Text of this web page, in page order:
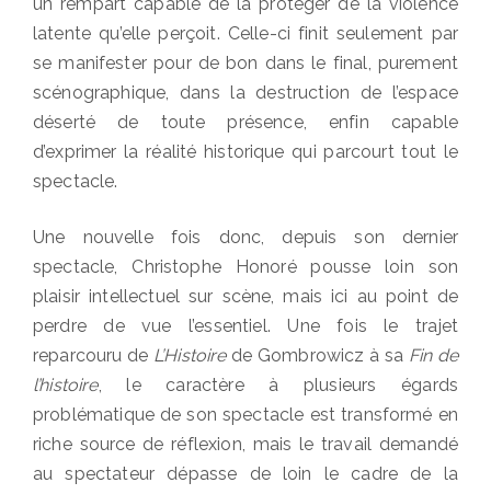
latente qu’elle perçoit. Celle-ci finit seulement par
se manifester pour de bon dans le final, purement
scénographique, dans la destruction de l’espace
déserté de toute présence, enfin capable
d’exprimer la réalité historique qui parcourt tout le
spectacle.
Une nouvelle fois donc, depuis son dernier
spectacle, Christophe Honoré pousse loin son
plaisir intellectuel sur scène, mais ici au point de
perdre de vue l’essentiel. Une fois le trajet
reparcouru de L’Histoirede Gombrowicz à sa Fin de
l’histoire, le caractère à plusieurs égards
problématique de son spectacle est transformé en
riche source de réflexion, mais le travail demandé
au spectateur dépasse de loin le cadre de la